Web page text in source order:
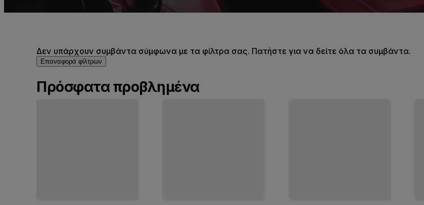
Δεν υπάρχουν συμβάντα σύμφωνα με τα φίλτρα σας. Πατήστε για να δείτε όλα τα συμβάντα.
Επαναφορά φίλτρων
Πρόσφατα προβλημένα